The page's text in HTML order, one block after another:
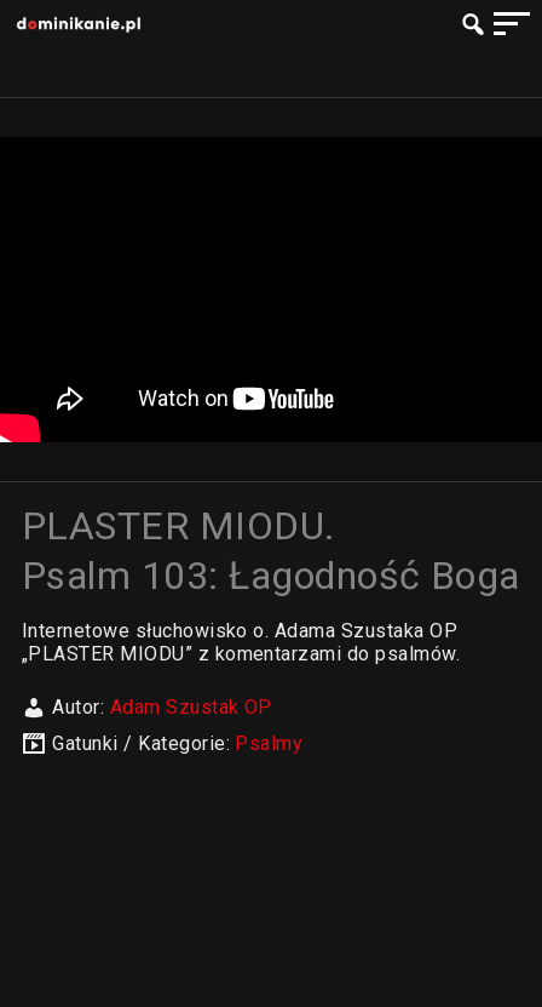
PLASTER MIODU.
Psalm 103: Łagodność Boga
Internetowe słuchowisko o. Adama Szustaka OP
„PLASTER MIODU” z komentarzami do psalmów.
Autor: Adam Szustak OP
Gatunki / Kategorie: Psalmy